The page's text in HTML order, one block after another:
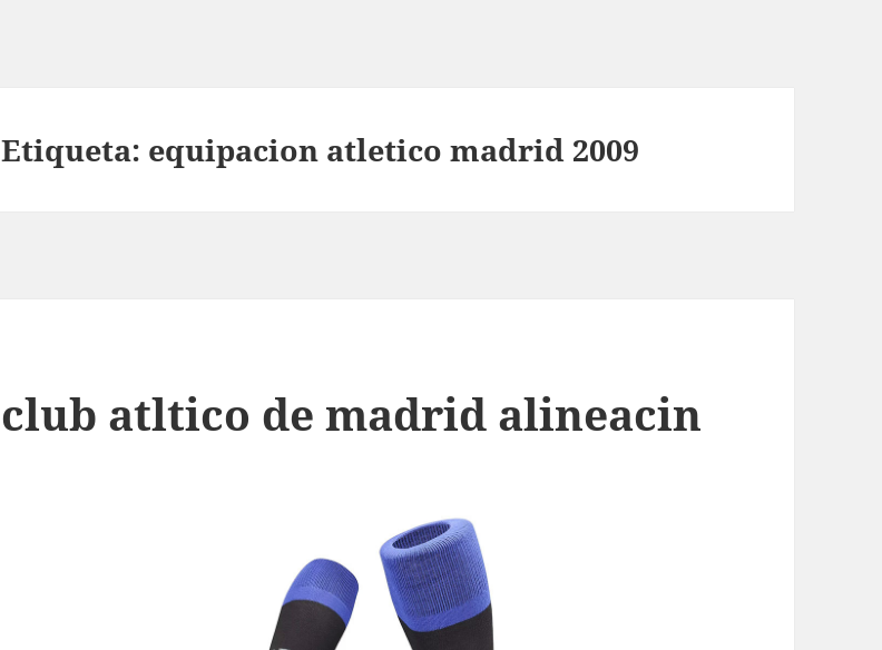
Etiqueta: equipacion atletico madrid 2009
club atltico de madrid alineacin